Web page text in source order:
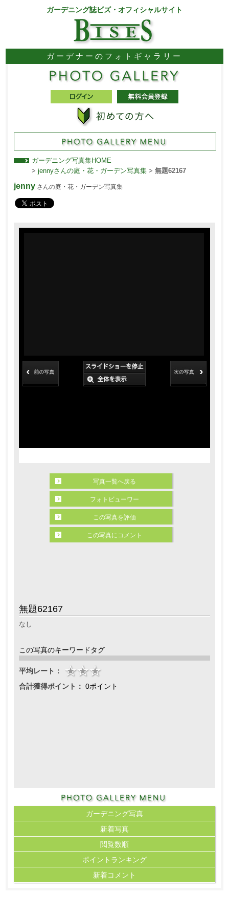
ガーデニング誌ビズ・オフィシャルサイト
ガーデナーのフォトギャラリー
ガーデニング写真集HOME
> jennyさんの庭・花・ガーデン写真集> 無題62167
jennyさんの庭・花・ガーデン写真集
無題62167
なし
この写真のキーワードタグ
平均レート：
合計獲得ポイント： 0ポイント
写真一覧へ戻る
フォトビューワー
この写真を評価
この写真にコメント
ガーデニング写真
新着写真
閲覧数順
ポイント ランキング
新着コメント